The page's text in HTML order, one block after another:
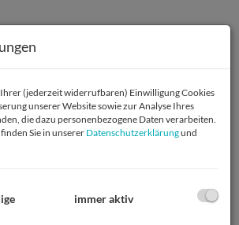
Projekt nahe Schloss Schönbrunn
Dachgeschossresidenzen und setzt
(jederzeit widerrufbaren) Einwilligung Cookies
unserer Website sowie zur Analyse Ihres
die dazu personenbezogene Daten verarbeiten.
Sie in unserer Datenschutzerklärungund
immer aktiv